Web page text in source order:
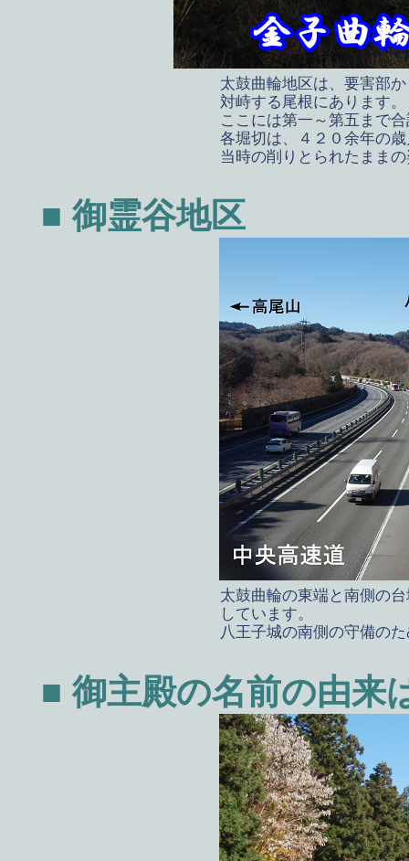
太鼓曲輪地区は、要害部
対峙する尾根にあります。
ここには第一～第五まで
各堀切は、４２０余年の
当時の削りとられたまま
■ 御霊谷地区
太鼓曲輪の東端と南側の
しています。
八王子城の南側の守備の
■ 御主殿の名前の由来